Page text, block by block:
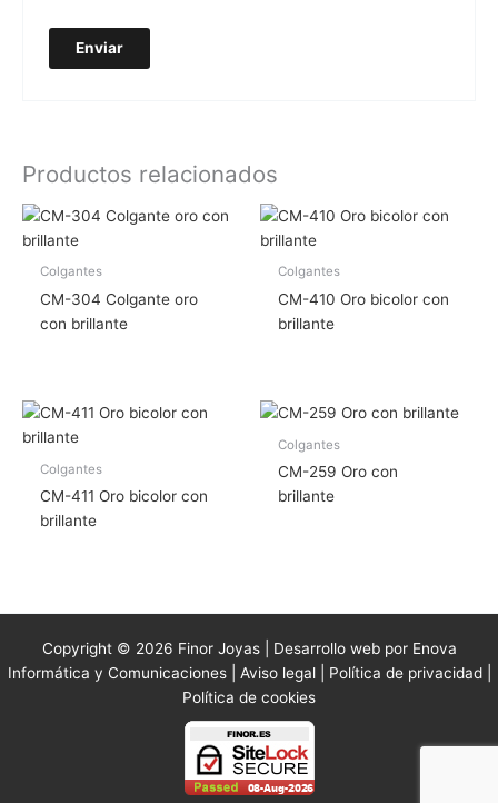
Productos relacionados
Colgantes
CM-304 Colgante oro
con brillante
Colgantes
CM-410 Oro bicolor con
brillante
Colgantes
CM-411 Oro bicolor con
brillante
Colgantes
CM-259 Oro con
brillante
Copyright © 2026 Finor Joyas | Desarrollo web por Enova
Informática y Comunicaciones | Aviso legal| Política de privacidad|
Política de cookies